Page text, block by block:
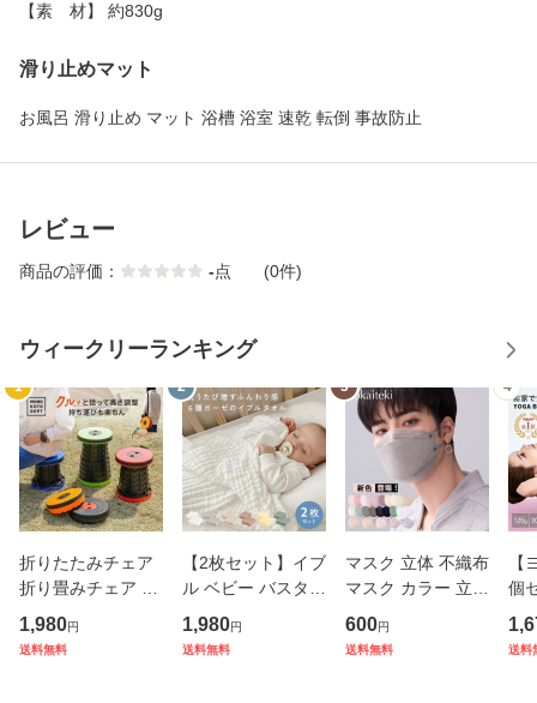
【素 材】 約830g
滑り止めマット
お風呂 滑り止め マット 浴槽 浴室 速乾 転倒 事故防止
レビュー
商品の評価： -点 (0件)
ウィークリーランキング
1
折りたたみチェア
折り畳みチェア 折
りたたみ 椅子 チェ
アー スツール 軽量
1,980円
送料無料
2
【2枚セット】イブ
ル ベビー バスタオ
ル ガーゼ タオル 6
層 ガーゼケット 赤
1,980円
送料無料
3
マスク 立体 不織布
マスク カラー 立体
マスク 30枚 不織
布 マスク バイカラ
600円
送料無料
4
【
個
ラ
フ
送料